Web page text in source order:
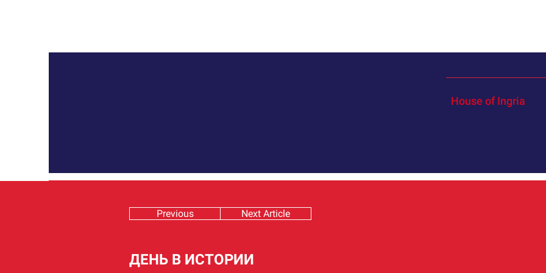
House of Ingria
Previous Next Article
ДЕНЬ В ИСТОРИИ